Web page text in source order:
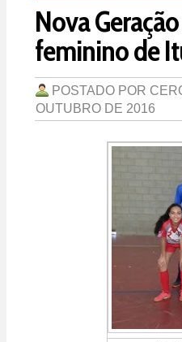
Nova
feminino de
POSTADO POR
OUTUBRO DE 2016